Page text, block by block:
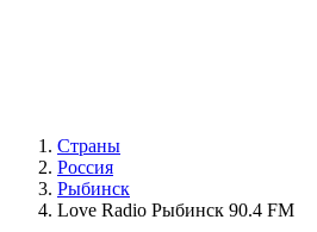
Страны
Россия
Рыбинск
Love Radio Рыбинск 90.4 FM